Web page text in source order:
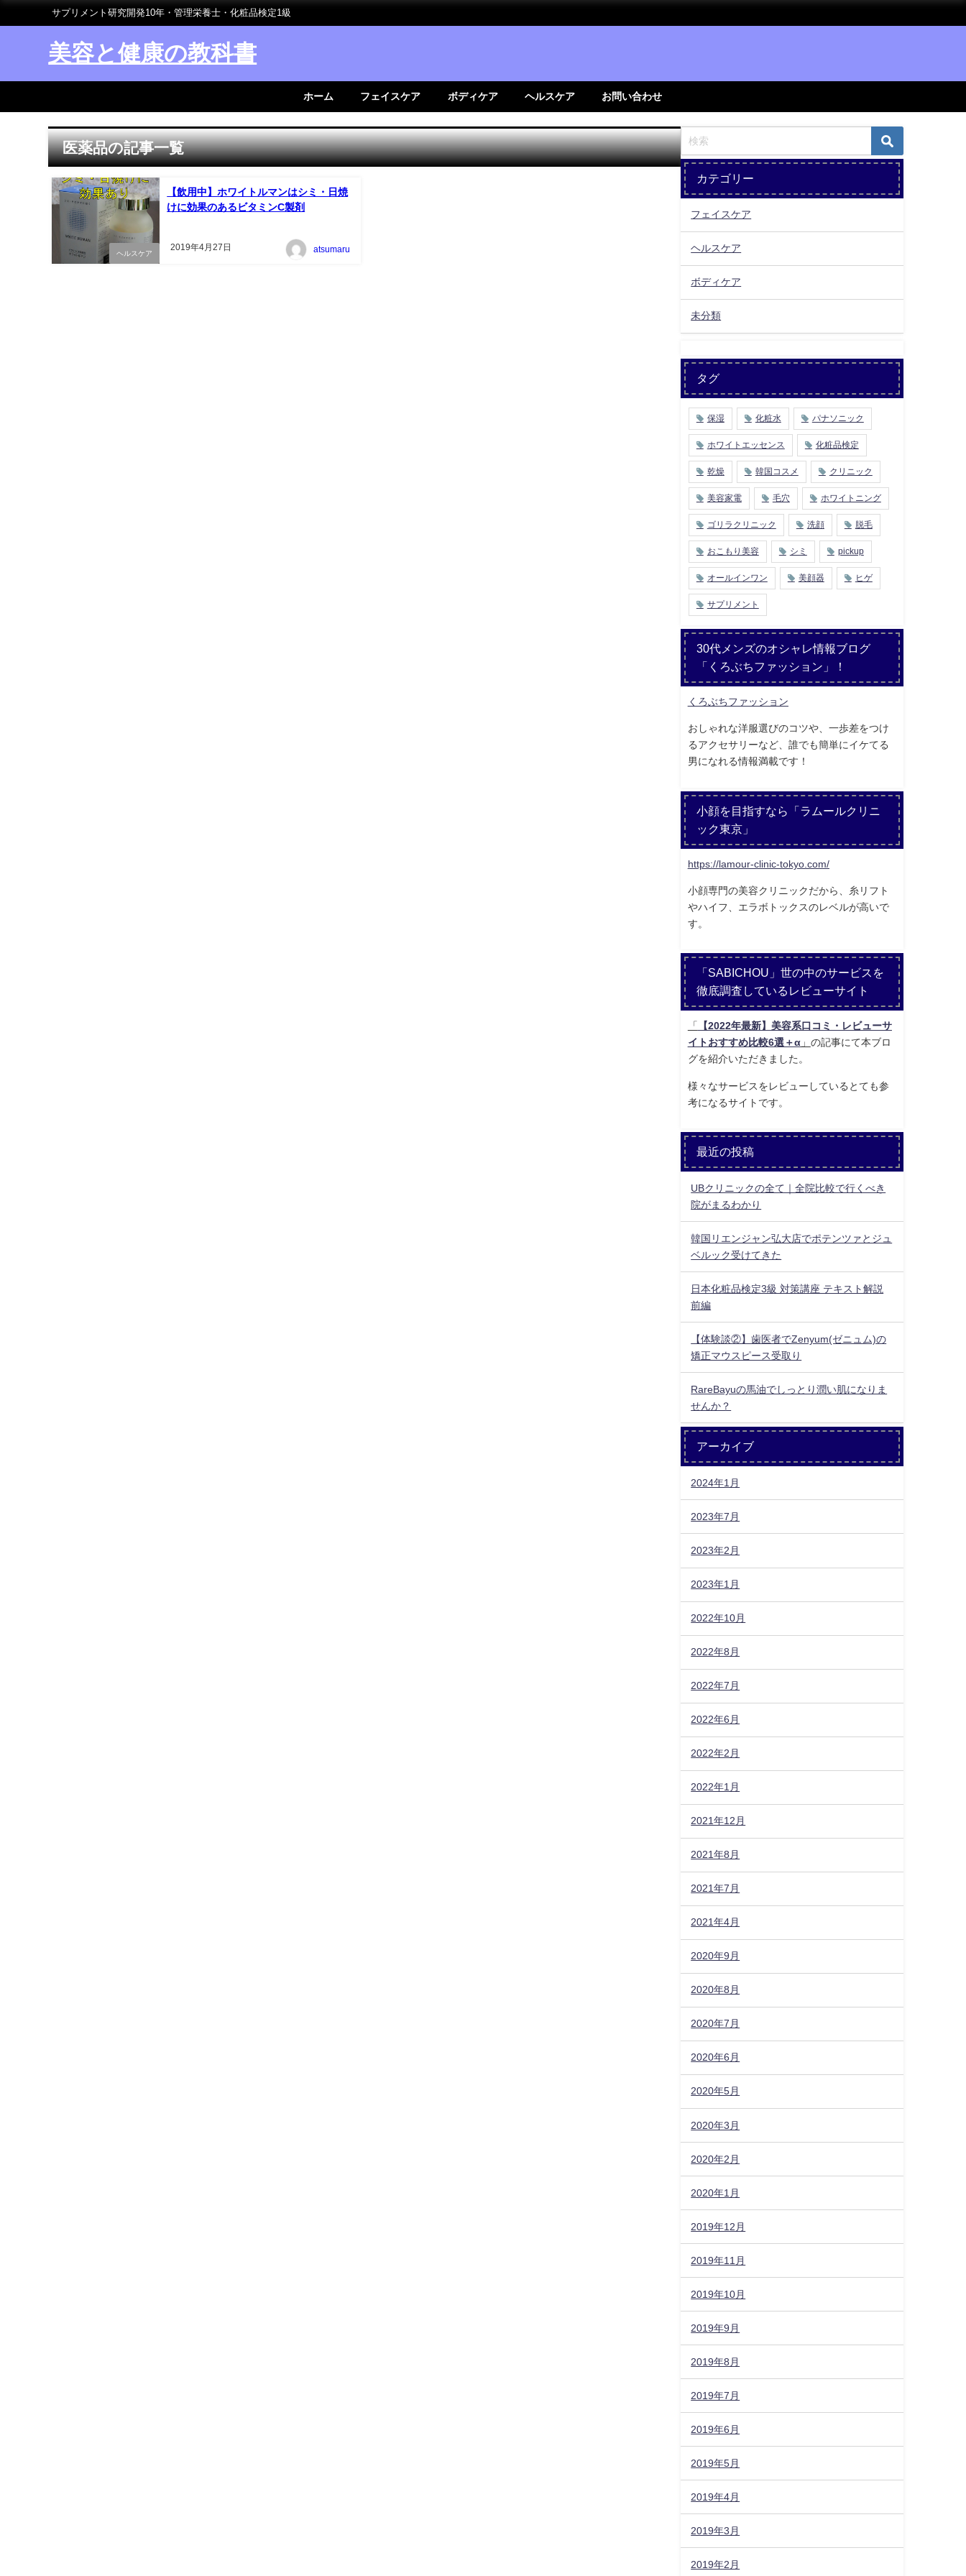
サプリメント研究開発10年・管理栄養士・化粧品検定1級
美容と健康の教科書
ホーム フェイスケア ボディケア ヘルスケア お問い合わせ
医薬品の記事一覧
ヘルスケア
【飲用中】ホワイトルマンはシミ・日焼
けに効果のあるビタミンC製剤
2019年4月27日 atsumaru
カテゴリー
フェイスケア
ヘルスケア
ボディケア
未分類
タグ
保湿 化粧水 パナソニック
ホワイトエッセンス 化粧品検定
乾燥 韓国コスメ クリニック
美容家電 毛穴 ホワイトニング
ゴリラクリニック 洗顔 脱毛
おこもり美容 シミ pickup
オールインワン 美顔器 ヒゲ
サプリメント
30代メンズのオシャレ情報ブログ
「くろぶちファッション」！
くろぶちファッション
おしゃれな洋服選びのコツや、一歩差をつけ
るアクセサリーなど、誰でも簡単にイケてる
男になれる情報満載です！
小顔を目指すなら「ラムールクリニ
ック東京」
https://lamour-clinic-tokyo.com/
小顔専門の美容クリニックだから、糸リフト
やハイフ、エラボトックスのレベルが高いで
す。
「SABICHOU」世の中のサービスを
徹底調査しているレビューサイト
「
【2022年最新】美容系口コミ・レビューサ
イトおすすめ比較6選＋α」 の記事にて本ブロ
グを紹介いただきました。
様々なサービスをレビューしているとても参
考になるサイトです。
最近の投稿
UBクリニックの全て｜全院比較で行くべき
院がまるわかり
韓国リエンジャン弘大店でポテンツァとジュ
ベルック受けてきた
日本化粧品検定3級 対策講座 テキスト解説
前編
【体験談②】歯医者でZenyum(ゼニュム)の
矯正マウスピース受取り
RareBayuの馬油でしっとり潤い肌になりま
せんか？
アーカイブ
2024年1月
2023年7月
2023年2月
2023年1月
2022年10月
2022年8月
2022年7月
2022年6月
2022年2月
2022年1月
2021年12月
2021年8月
2021年7月
2021年4月
2020年9月
2020年8月
2020年7月
2020年6月
2020年5月
2020年3月
2020年2月
2020年1月
2019年12月
2019年11月
2019年10月
2019年9月
2019年8月
2019年7月
2019年6月
2019年5月
2019年4月
2019年3月
2019年2月